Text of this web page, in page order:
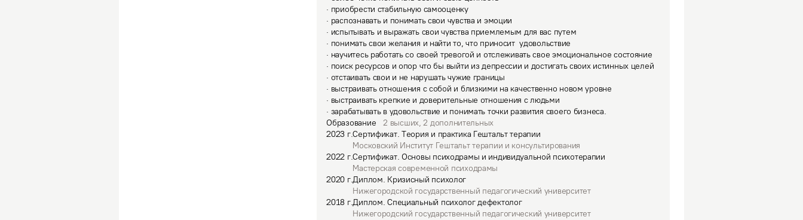
· приобрести стабильную самооценку
· распознавать и понимать свои чувства и эмоции
· испытывать и выражать свои чувства приемлемым для вас путем
· понимать свои желания и найти то, что приносит  удовольствие
· научитесь работать со своей тревогой и отслеживать свое эмоциональное состояние
· поиск ресурсов и опор что бы выйти из депрессии и достигать своих истинных целей
· отстаивать свои и не нарушать чужие границы
· выстраивать отношения с собой и близкими на качественно новом уровне
· выстраивать крепкие и доверительные отношения с людьми
· зарабатывать в удовольствие и понимать точки развития своего бизнеса.
Образование
2 высших,2 дополнительных
2023 г.Сертификат.Теория и практика Гештальт терапии
Московский Институт Гештальт терапии и консультирования
2022 г.Сертификат. Основы психодрамы и индивидуальной психотерапии
Мастерская современной психодрамы
2020 г.Диплом. Кризисный психолог
Нижегородской государственный педагогический университет
2018 г.Диплом.Специальный психолог дефектолог
Нижегородский государственный педагогический университет